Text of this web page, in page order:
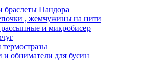
браслеты Пандора
, жемчужины на нити
и микробисер
обниматели для бусин